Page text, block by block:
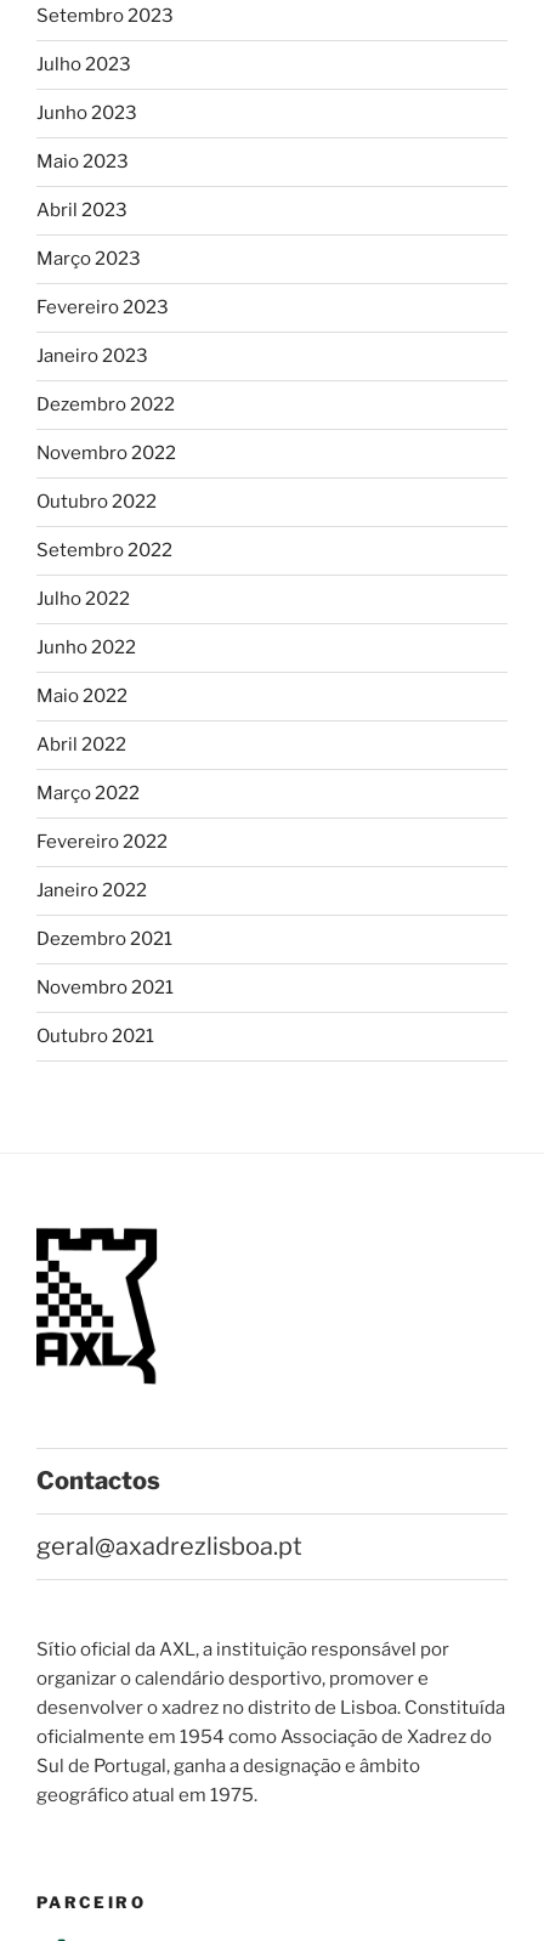
Setembro 2023
Julho 2023
Junho 2023
Maio 2023
Abril 2023
Março 2023
Fevereiro 2023
Janeiro 2023
Dezembro 2022
Novembro 2022
Outubro 2022
Setembro 2022
Julho 2022
Junho 2022
Maio 2022
Abril 2022
Março 2022
Fevereiro 2022
Janeiro 2022
Dezembro 2021
Novembro 2021
Outubro 2021
Contactos
geral@axadrezlisboa.pt
Sítio oficial da AXL, a instituição responsável por
organizar o calendário desportivo, promover e
desenvolver o xadrez no distrito de Lisboa. Constituída
oficialmente em 1954 como Associação de Xadrez do
Sul de Portugal, ganha a designação e âmbito
geográfico atual em 1975.
PARCEIRO